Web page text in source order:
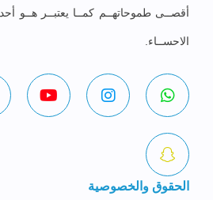
أقصــى طموحاتهــم كمــا يعتبــر هــو
الاحســاء.
الحقوق والخصوصية